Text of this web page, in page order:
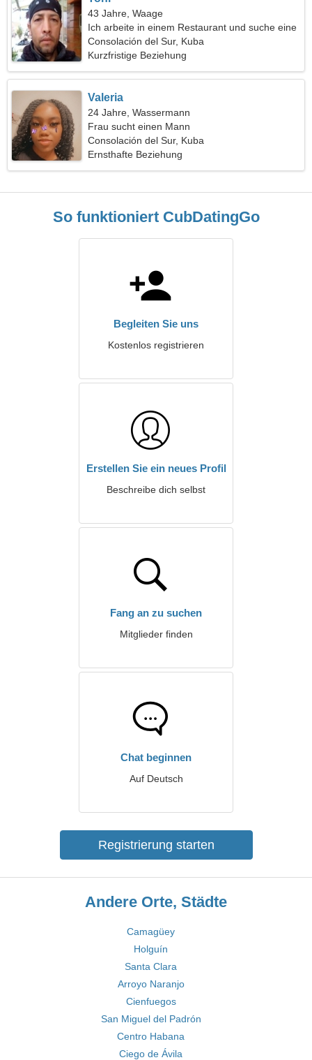
43 Jahre, Waage
Ich arbeite in einem Restaurant und suche eine
schöne Frau
Consolación del Sur, Kuba
Kurzfristige Beziehung
Valeria
24 Jahre, Wassermann
Frau sucht einen Mann
Consolación del Sur, Kuba
Ernsthafte Beziehung
So funktioniert CubDatingGo
Begleiten Sie uns
Kostenlos registrieren
Erstellen Sie ein neues Profil
Beschreibe dich selbst
Fang an zu suchen
Mitglieder finden
Chat beginnen
Auf Deutsch
Registrierung starten
Andere Orte, Städte
Camagüey
Holguín
Santa Clara
Arroyo Naranjo
Cienfuegos
San Miguel del Padrón
Centro Habana
Ciego de Ávila